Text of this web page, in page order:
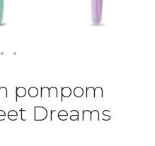
pompom
Dreams